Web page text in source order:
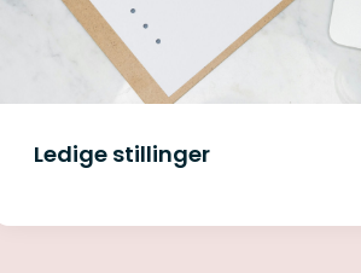
Ledige stillinger